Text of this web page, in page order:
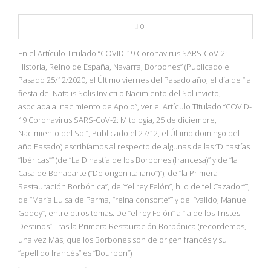
0
En el Artículo Titulado “COVID-19 Coronavirus SARS-CoV-2:
Historia, Reino de España, Navarra, Borbones” (Publicado el
Pasado 25/12/2020, el Último viernes del Pasado año, el día de “la
fiesta del Natalis Solis Invicti o Nacimiento del Sol invicto,
asociada al nacimiento de Apolo”, ver el Artículo Titulado “COVID-
19 Coronavirus SARS-CoV-2: Mitología, 25 de diciembre,
Nacimiento del Sol”, Publicado el 27/12, el Último domingo del
año Pasado) escribíamos al respecto de algunas de las “Dinastías
“Ibéricas”” (de “La Dinastía de los Borbones (francesa)” y de “la
Casa de Bonaparte (“De origen italiano”)”), de “la Primera
Restauración Borbónica”, de ““el rey Felón”, hijo de “el Cazador””,
de “María Luisa de Parma, “reina consorte”” y del “valido, Manuel
Godoy”, entre otros temas. De “el rey Felón” a “la de los Tristes
Destinos” Tras la Primera Restauración Borbónica (recordemos,
una vez Más, que los Borbones son de origen francés y su
“apellido francés” es “Bourbon”)